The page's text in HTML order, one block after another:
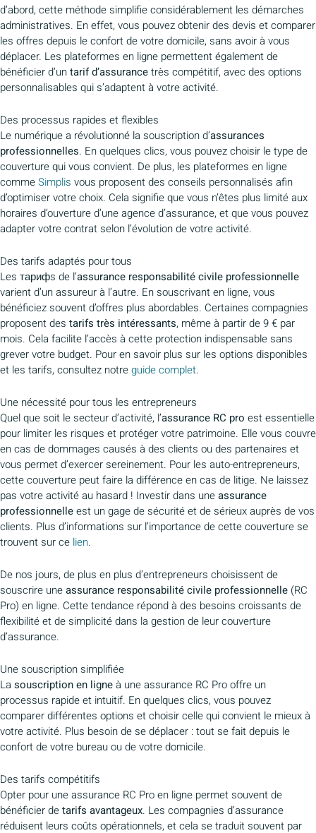
d’abord, cette méthode simplifie considérablement les démarches
administratives. En effet, vous pouvez obtenir des devis et comparer
les offres depuis le confort de votre domicile, sans avoir à vous
déplacer. Les plateformes en ligne permettent également de
bénéficier d’untarif d’assurancetrès compétitif, avec des options
personnalisables qui s’adaptent à votre activité.
Des processus rapides et flexibles
Le numérique a révolutionné la souscription d’assurances
professionnelles. En quelques clics, vous pouvez choisir le type de
couverture qui vous convient. De plus, les plateformes en ligne
commeSimplis vous proposent des conseils personnalisés afin
d’optimiser votre choix. Cela signifie que vous n’êtes plus limité aux
horaires d’ouverture d’une agence d’assurance, et que vous pouvez
adapter votre contrat selon l’évolution de votre activité.
Des tarifs adaptés pour tous
Les тарифs de l’assurance responsabilité civile professionnelle
varient d’un assureur à l’autre. En souscrivant en ligne, vous
bénéficiez souvent d’offres plus abordables. Certaines compagnies
proposent des tarifs très intéressants, même à partir de 9 € par
mois. Cela facilite l’accès à cette protection indispensable sans
grever votre budget. Pour en savoir plus sur les options disponibles
et les tarifs, consultez notreguide complet.
Une nécessité pour tous les entrepreneurs
Quel que soit le secteur d’activité, l’assurance RC pro est essentielle
pour limiter les risques et protéger votre patrimoine. Elle vous couvre
en cas de dommages causés à des clients ou des partenaires et
vous permet d’exercer sereinement. Pour les auto-entrepreneurs,
cette couverture peut faire la différence en cas de litige. Ne laissez
pas votre activité au hasard ! Investir dans uneassurance
professionnelleest un gage de sécurité et de sérieux auprès de vos
clients. Plus d’informations sur l’importance de cette couverture se
trouvent sur ce lien.
De nos jours, de plus en plus d’entrepreneurs choisissent de
souscrire uneassurance responsabilité civile professionnelle (RC
Pro) en ligne. Cette tendance répond à des besoins croissants de
flexibilité et de simplicité dans la gestion de leur couverture
d’assurance.
Une souscription simplifiée
La souscription en ligneà une assurance RC Pro offre un
processus rapide et intuitif. En quelques clics, vous pouvez
comparer différentes options et choisir celle qui convient le mieux à
votre activité. Plus besoin de se déplacer : tout se fait depuis le
confort de votre bureau ou de votre domicile.
Des tarifs compétitifs
Opter pour une assurance RC Pro en ligne permet souvent de
bénéficier detarifs avantageux. Les compagnies d’assurance
réduisent leurs coûts opérationnels, et cela se traduit souvent par